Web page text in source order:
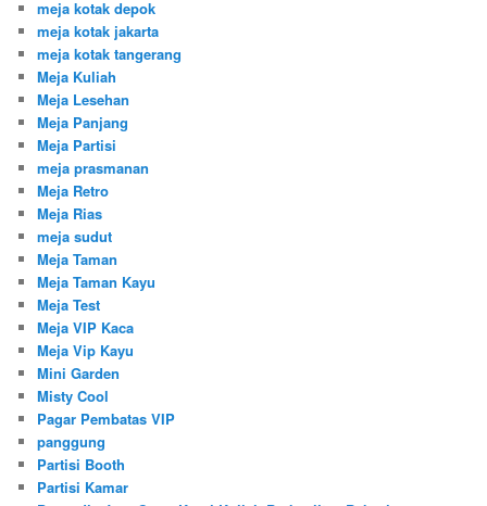
meja kotak depok
meja kotak jakarta
meja kotak tangerang
Meja Kuliah
Meja Lesehan
Meja Panjang
Meja Partisi
meja prasmanan
Meja Retro
Meja Rias
meja sudut
Meja Taman
Meja Taman Kayu
Meja Test
Meja VIP Kaca
Meja Vip Kayu
Mini Garden
Misty Cool
Pagar Pembatas VIP
panggung
Partisi Booth
Partisi Kamar